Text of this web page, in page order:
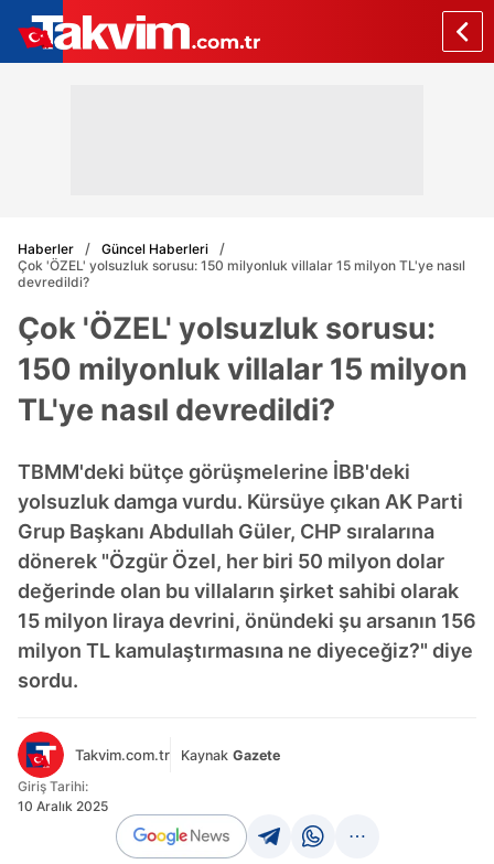
Haberler
Güncel Haberleri
Çok 'ÖZEL' yolsuzluk sorusu: 150 milyonluk villalar 15 milyon TL'ye nasıl
devredildi?
Çok 'ÖZEL' yolsuzluk sorusu:
150 milyonluk villalar 15 milyon
TL'ye nasıl devredildi?
TBMM'deki bütçe görüşmelerine İBB'deki
yolsuzluk damga vurdu. Kürsüye çıkan AK Parti
Grup Başkanı Abdullah Güler, CHP sıralarına
dönerek "Özgür Özel, her biri 50 milyon dolar
değerinde olan bu villaların şirket sahibi olarak
15 milyon liraya devrini, önündeki şu arsanın 156
milyon TL kamulaştırmasına ne diyeceğiz?" diye
sordu.
Takvim.com.tr Kaynak Gazete
Giriş Tarihi:
10 Aralık 2025